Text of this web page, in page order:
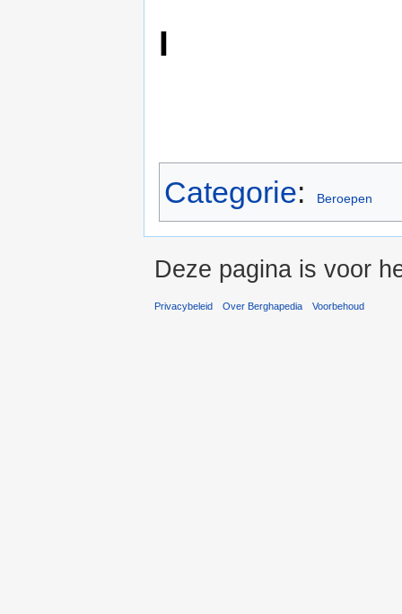
I
Categorie: Beroepen
Deze pagina is voor
Privacybeleid Over Berghapedia Voorbehoud